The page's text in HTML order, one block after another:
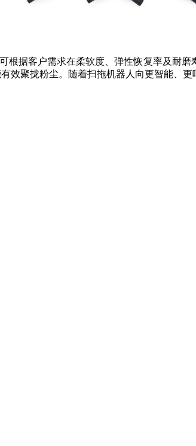
根据客户需求在柔软度、弹性恢复率及耐
聚拢粉尘。随着扫拖机器人向更智能、